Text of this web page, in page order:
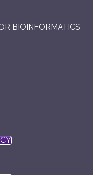
BIOINFORMATICS